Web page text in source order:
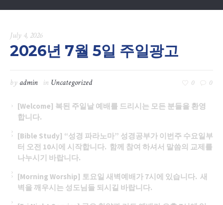
July 4, 2026
2026년 7월 5일 주일광고
by admin in Uncategorized 0 0
[Welcome] 복된 주일날 예배를 드리시는 모든 분들을 환영
합니다.
[Bible Study] “성경 파라노마” 성경공부가 이번주 수요일부
터 오전 10시에 시작합니다. 함께 참여 하셔서 말씀의 교제를
나누시기 바랍니다.
[Morning Worship] 토요일 새벽예배가 7시에 있습니다. 새
벽을 깨우시는 성도님들 되시길 바랍니다.